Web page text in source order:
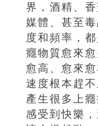
界，酒精、
媒體、甚至
度和頻率，
癮物質愈來
愈高、愈來
速度根本趕
產生很多上
感受到快樂